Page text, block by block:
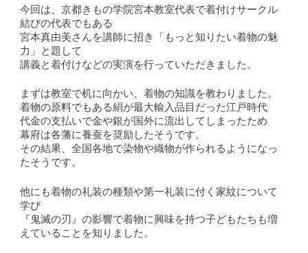
今回は、京都きもの学院宮本教室代表で着付けサークル
結びの代表でもある
宮本真由美さんを講師に招き「もっと知りたい着物の魅
力」と題して
講義と着付けなどの実演を行っていただきました。
まずは教室で机に向かい、着物の知識を教わりました。
着物の原料でもある絹が最大輸入品目だった江戸時代
代金の支払いで金や銀が国外に流出してしまったため
幕府は各藩に養蚕を奨励したそうです。
その結果、全国各地で染物や織物が作られるようになっ
たそうです。
他にも着物の礼装の種類や第一礼装に付く家紋について
学び
『鬼滅の刃』の影響で着物に興味を持つ子どもたちも増
えていることを知りました。